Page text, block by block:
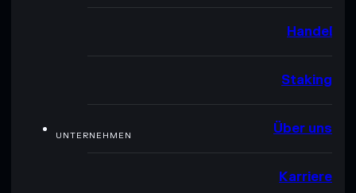
Handel
Staking
UNTERNEHMEN Über uns
Karriere